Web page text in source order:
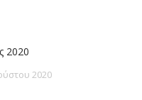
2020
2020